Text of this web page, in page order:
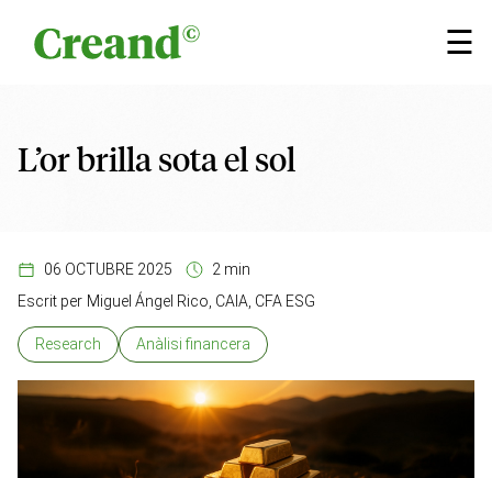
☰
×
L’or brilla sota el sol
06 OCTUBRE 2025
2 min
Escrit per Miguel Ángel Rico, CAIA, CFA ESG
Research Anàlisi financera